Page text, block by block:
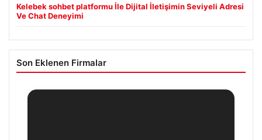
Kelebek sohbet platformu İle Dijital İletişimin Seviyeli Adresi
Ve Chat Deneyimi
Son Eklenen Firmalar